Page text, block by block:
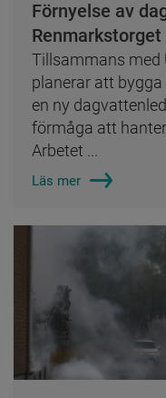
Förnyelse av
Renmarkstorget
Tillsammans med
planerar att
en ny
förmåga att
Arbetet ...
Läs mer